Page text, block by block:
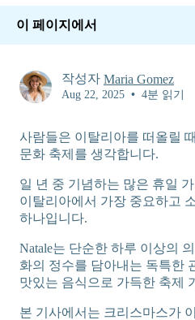
이 페이지에서
작성자 Maria Gomez
Aug 22, 2025 • 4분 읽기
사람들은 이탈리아를 떠올릴
문화 축제를 생각합니다.
일 년 중 기념하는 많은 휴일
이탈리아에서 가장 중요하고
하나입니다.
Natale는 단순한 하루 이상의
화의 정수를 담아내는 독특한
맛있는 음식으로 가득한 축제
본 기사에서는 크리스마스가